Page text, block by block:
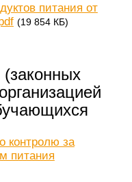
питания от
(19 854 КБ)
(законных
контролю за
питания